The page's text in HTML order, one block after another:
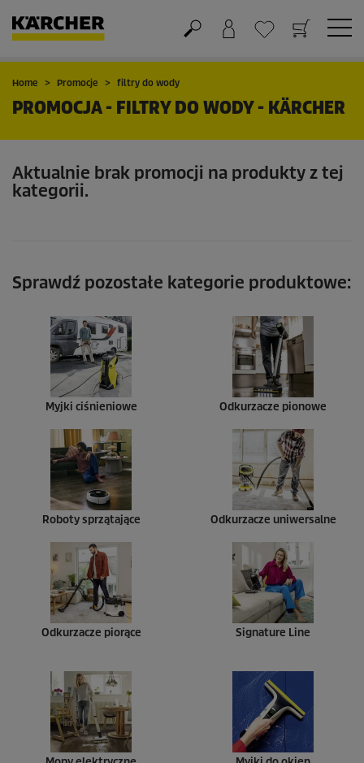
Koszyk
Lista życzeń
Home Promocje filtry do wody
PROMOCJA - FILTRY DO WODY - KÄRCHER
Aktualnie brak promocji na produkty z tej
kategorii.
Sprawdź pozostałe kategorie produktowe:
Myjki ciśnieniowe Odkurzacze pionowe
Roboty sprzątające Odkurzacze uniwersalne
Odkurzacze piorące Signature Line